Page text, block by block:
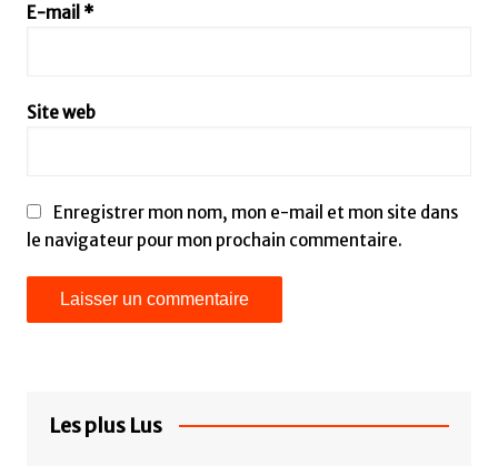
E-mail *
Site web
Enregistrer mon nom, mon e-mail et mon site dans
le navigateur pour mon prochain commentaire.
Les plus Lus